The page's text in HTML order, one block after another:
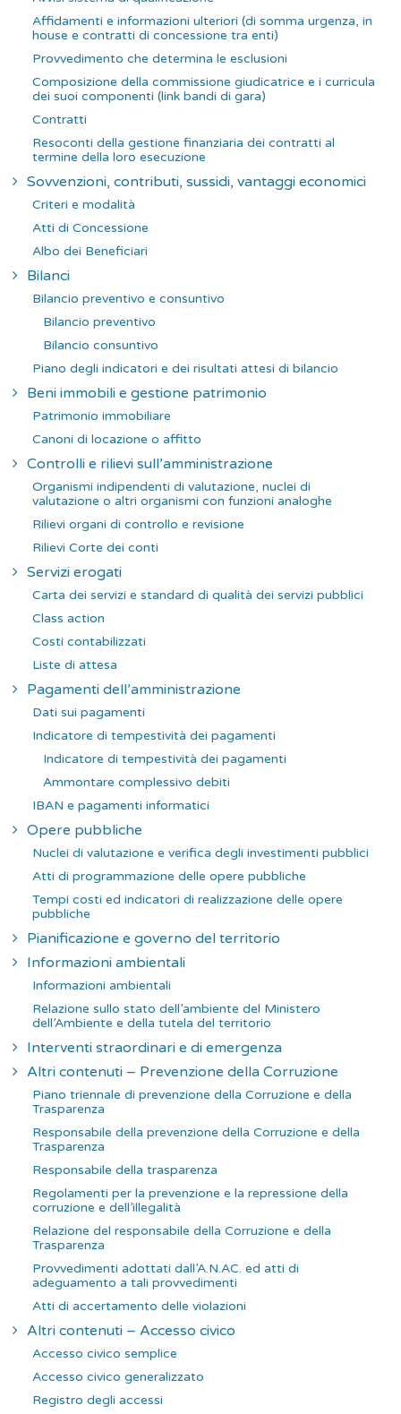
Affidamenti e informazioni ulteriori (di somma urgenza, in
house e contratti di concessione tra enti)
Provvedimento che determina le esclusioni
Composizione della commissione giudicatrice e i curricula
dei suoi componenti (link bandi di gara)
Contratti
Resoconti della gestione finanziaria dei contratti al
termine della loro esecuzione
Sovvenzioni, contributi, sussidi, vantaggi economici
Criteri e modalità
Atti di Concessione
Albo dei Beneficiari
Bilanci
Bilancio preventivo e consuntivo
Bilancio preventivo
Bilancio consuntivo
Piano degli indicatori e dei risultati attesi di bilancio
Beni immobili e gestione patrimonio
Patrimonio immobiliare
Canoni di locazione o affitto
Controlli e rilievi sull’amministrazione
Organismi indipendenti di valutazione, nuclei di
valutazione o altri organismi con funzioni analoghe
Rilievi organi di controllo e revisione
Rilievi Corte dei conti
Servizi erogati
Carta dei servizi e standard di qualità dei servizi pubblici
Class action
Costi contabilizzati
Liste di attesa
Pagamenti dell’amministrazione
Dati sui pagamenti
Indicatore di tempestività dei pagamenti
Indicatore di tempestività dei pagamenti
Ammontare complessivo debiti
IBAN e pagamenti informatici
Opere pubbliche
Nuclei di valutazione e verifica degli investimenti pubblici
Atti di programmazione delle opere pubbliche
Tempi costi ed indicatori di realizzazione delle opere
pubbliche
Pianificazione e governo del territorio
Informazioni ambientali
Informazioni ambientali
Relazione sullo stato dell’ambiente del Ministero
dell’Ambiente e della tutela del territorio
Interventi straordinari e di emergenza
Altri contenuti – Prevenzione della Corruzione
Piano triennale di prevenzione della Corruzione e della
Trasparenza
Responsabile della prevenzione della Corruzione e della
Trasparenza
Responsabile della trasparenza
Regolamenti per la prevenzione e la repressione della
corruzione e dell’illegalità
Relazione del responsabile della Corruzione e della
Trasparenza
Provvedimenti adottati dall’A.N.AC. ed atti di
adeguamento a tali provvedimenti
Atti di accertamento delle violazioni
Altri contenuti – Accesso civico
Accesso civico semplice
Accesso civico generalizzato
Registro degli accessi